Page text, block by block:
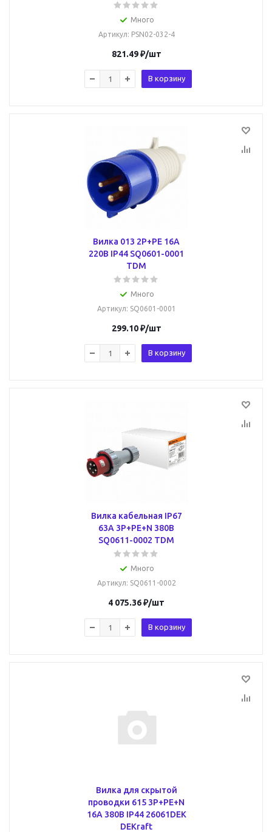
Много
Артикул: PSN02-032-4
821.49₽/шт
В корзину
Вилка 013 2Р+РЕ 16А
220В IP44 SQ0601-0001
TDM
Много
Артикул: SQ0601-0001
299.10₽/шт
В корзину
Вилка кабельная IP67
63А 3Р+РЕ+N 380В
SQ0611-0002 TDM
Много
Артикул: SQ0611-0002
4 075.36₽/шт
В корзину
Вилка для скрытой
проводки 615 3Р+РЕ+N
16А 380В IP44 26061DEK
DEKraft